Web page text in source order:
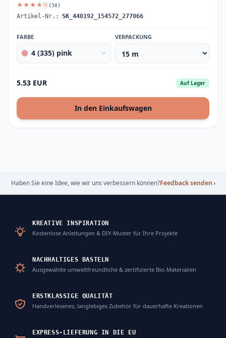
★★★★½ (38)
Artikel-Nr.: SK_440192_154572_277066
FARBE
4 (335) pink
VERPACKUNG
5.53 EUR Auf Lager
In den Einkaufswagen
Haben Sie eine Idee, wie wir uns verbessern können?Feedback senden›
KREATIVE INSPIRATION
Kostenlose Anleitungen & DIY-Muster für Ihre Projekte
NACHHALTIGES BASTELN
Ausgewählte umweltfreundliche & zertifizierte Bio-Materialien
ERSTKLASSIGE QUALITÄT
Handverlesenes, langlebiges Zubehör für dauerhafte Kreationen
EXPRESS-LIEFERUNG IN DIE EU